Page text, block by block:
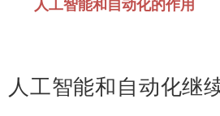
人工智能和自动化的作用
人工智能和自动化继